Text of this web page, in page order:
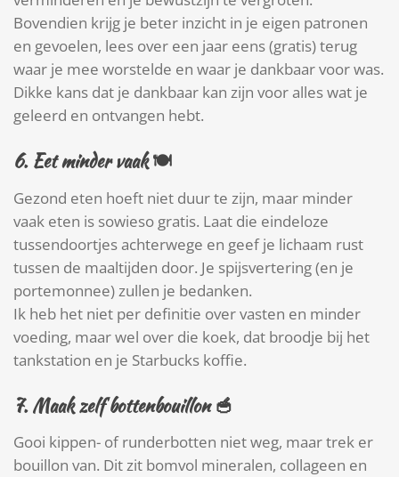
Bovendien krijg je beter inzicht in je eigen patronen
en gevoelen, lees over een jaar eens (gratis) terug
waar je mee worstelde en waar je dankbaar voor was.
Dikke kans dat je dankbaar kan zijn voor alles wat je
geleerd en ontvangen hebt.
6. Eet minder vaak🍽
Gezond eten hoeft niet duur te zijn, maar minder
vaak eten is sowieso gratis. Laat die eindeloze
tussendoortjes achterwege en geef je lichaam rust
tussen de maaltijden door. Je spijsvertering (en je
portemonnee) zullen je bedanken.
Ik heb het niet per definitie over vasten en minder
voeding, maar wel over die koek, dat broodje bij het
tankstation en je Starbucks koffie.
7.Maak zelf bottenbouillon🥣
Gooi kippen- of runderbotten niet weg, maar trek er
bouillon van. Dit zit bomvol mineralen, collageen en